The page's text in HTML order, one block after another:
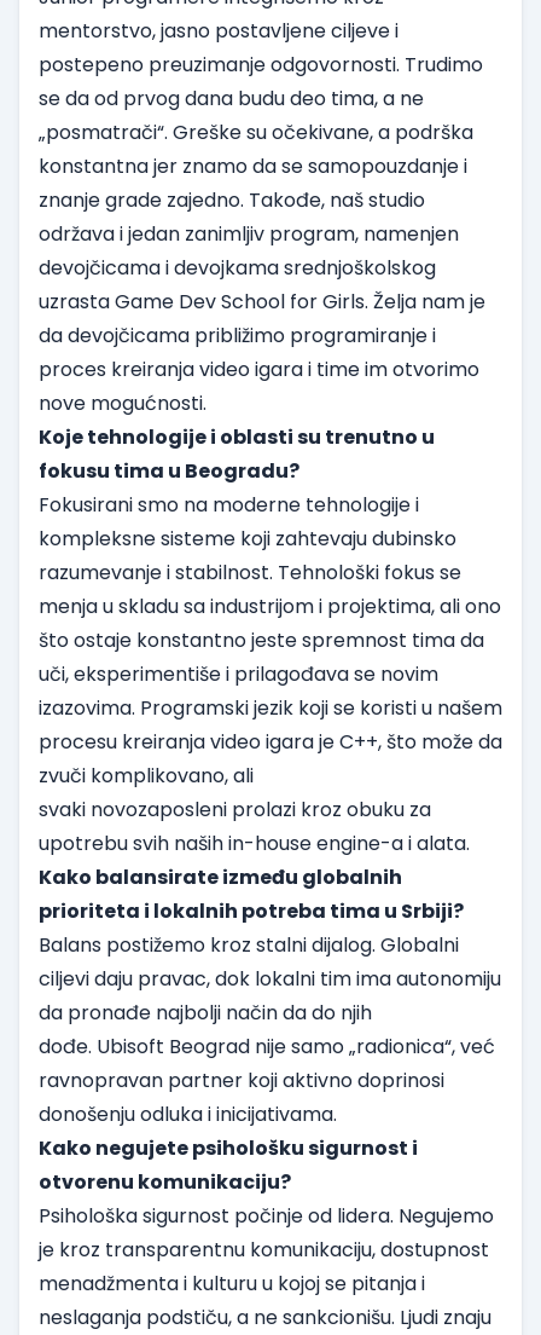
mentorstvo, jasno postavljene ciljeve i
postepeno preuzimanje odgovornosti. Trudimo
se da od prvog dana budu deo tima, a ne
„posmatrači“. Greške su očekivane, a podrška
konstantna jer znamo da se samopouzdanje i
znanje grade zajedno. Takođe, naš studio
održava i jedan zanimljiv program, namenjen
devojčicama i devojkama srednjoškolskog
uzrasta Game Dev School for Girls. Želja nam je
da devojčicama približimo programiranje i
proces kreiranja video igara i time im otvorimo
nove mogućnosti.
Koje tehnologije i oblasti su trenutno u
fokusu tima u Beogradu?
Fokusirani smo na moderne tehnologije i
kompleksne sisteme koji zahtevaju dubinsko
razumevanje i stabilnost. Tehnološki fokus se
menja u skladu sa industrijom i projektima, ali ono
što ostaje konstantno jeste spremnost tima da
uči, eksperimentiše i prilagođava se novim
izazovima. Programski jezik koji se koristi u našem
procesu kreiranja video igara je C++, što može da
zvuči komplikovano, ali
svaki novozaposleni prolazi kroz obuku za
upotrebu svih naših in-house engine-a i alata.
Kako balansirate između globalnih
prioriteta i lokalnih potreba tima u Srbiji?
Balans postižemo kroz stalni dijalog. Globalni
ciljevi daju pravac, dok lokalni tim ima autonomiju
da pronađe najbolji način da do njih
dođe. Ubisoft Beograd nije samo „radionica“, već
ravnopravan partner koji aktivno doprinosi
donošenju odluka i inicijativama.
Kako negujete psihološku sigurnost i
otvorenu komunikaciju?
Psihološka sigurnost počinje od lidera. Negujemo
je kroz transparentnu komunikaciju, dostupnost
menadžmenta i kulturu u kojoj se pitanja i
neslaganja podstiču, a ne sankcionišu. Ljudi znaju